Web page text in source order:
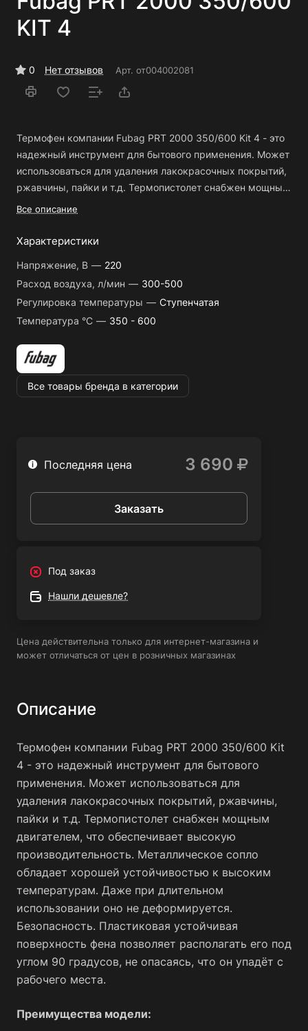
KIT 4
0 Нет отзывов Арт. от004002081
Термофен компании Fubag PRT 2000 350/600 Kit 4 - это
надежный инструмент для бытового применения. Может
использоваться для удаления лакокрасочных покрытий,
ржавчины, пайки и т.д. Термопистолет снабжен мощным
двигателем, что обеспечивает высокую
хорошей устойчивостью к высоким температурам. Даже
Безопасность. Пластиковая устойчивая поверхность
фена позволяет располагать его под углом 90 градусов,
не опасаясь, что он упадёт с рабочего места.
Преимущества модели:
/600 °C
Инструмент удобен и прост в использовании
Малый вес для комфортной работы
Двойная защита от перегрева: при перекрытии
воздушного потока на выходе при работающем фене
выключателем
PRT 2000 350/600
для пайки труб
Скребок-насадка для стекла
Все описание
Характеристики
Напряжение, В — 220
Расход воздуха, л/мин — 300-500
Регулировка температуры — Ступенчатая
Температура °C — 350 - 600
Все товары бренда в категории
Последняя цена 3 690
Заказать
Под заказ
Нашли дешевле?
Цена действительна только для интернет-магазина и
может отличаться от цен в розничных магазинах
Описание
Термофен компании Fubag PRT 2000 350/600 Kit
4 - это надежный инструмент для бытового
применения. Может использоваться для
удаления лакокрасочных покрытий, ржавчины,
пайки и т.д. Термопистолет снабжен мощным
двигателем, что обеспечивает высокую
производительность. Металлическое сопло
обладает хорошей устойчивостью к высоким
температурам. Даже при длительном
использовании оно не деформируется.
Безопасность. Пластиковая устойчивая
поверхность фена позволяет располагать его под
углом 90 градусов, не опасаясь, что он упадёт с
рабочего места.
Преимущества модели: